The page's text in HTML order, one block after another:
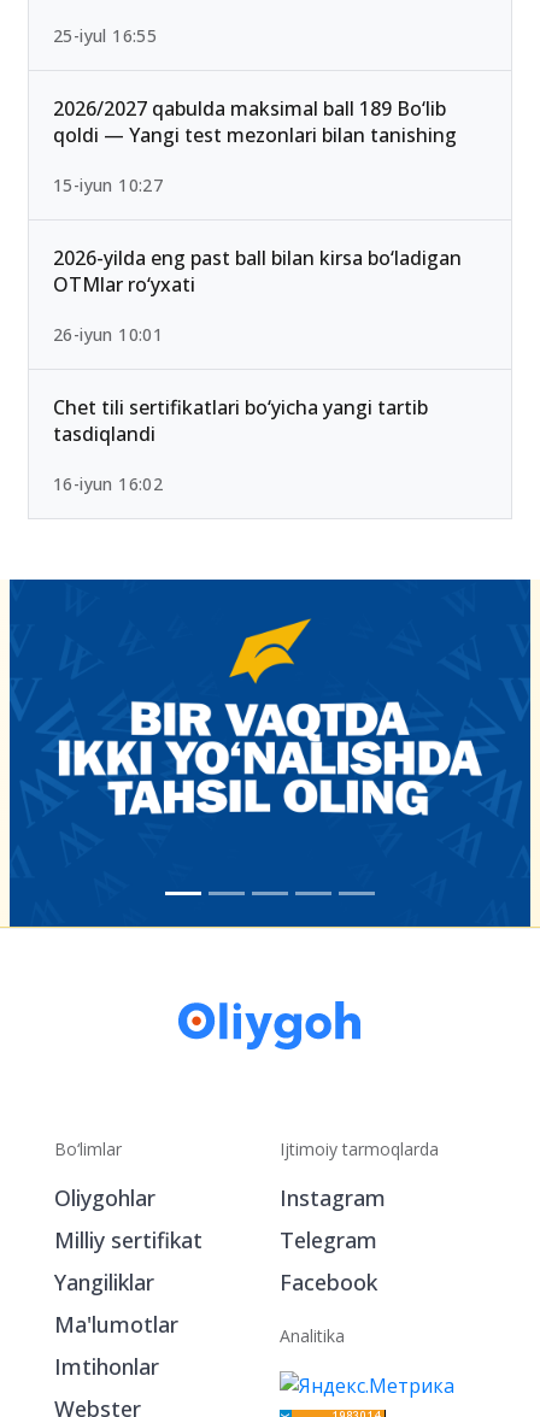
25-iyul 16:55
2026/2027 qabulda maksimal ball 189 Bo‘lib
qoldi — Yangi test mezonlari bilan tanishing
15-iyun 10:27
2026-yilda eng past ball bilan kirsa bo‘ladigan
OTMlar ro‘yxati
26-iyun 10:01
Chet tili sertifikatlari bo‘yicha yangi tartib
tasdiqlandi
16-iyun 16:02
Bo‘limlar
Oliygohlar
Milliy sertifikat
Yangiliklar
Ma'lumotlar
Imtihonlar
Webster
Ijtimoiy tarmoqlarda
Instagram
Telegram
Facebook
Analitika